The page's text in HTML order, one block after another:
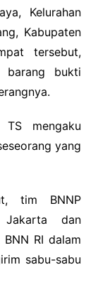
Kelurahan
Kabupaten
tersebut,
barang bukti
TS mengaku
yang
tim BNNP
dan
RI dalam
sabu-sabu